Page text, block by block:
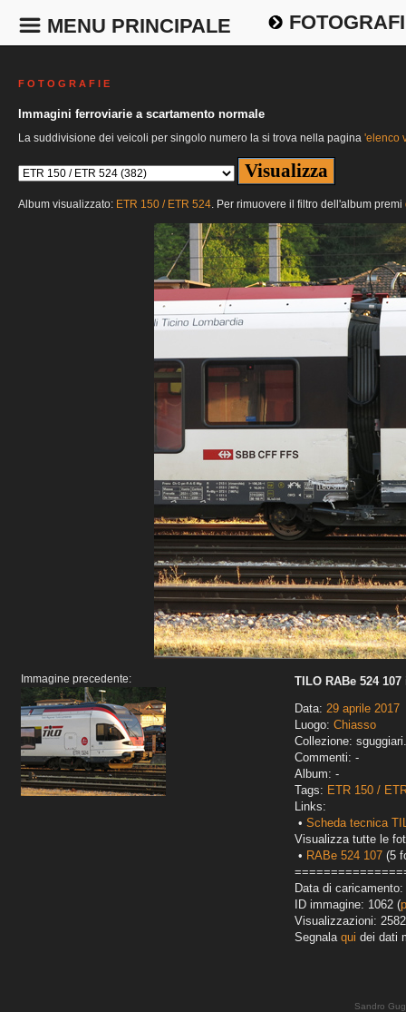
MENU PRINCIPALE
F O T O G R A F I E
Immagini ferroviarie a scartamento normale
La suddivisione dei veicoli per singolo numero la si trova nella pagina 'elenco
Album visualizzato: ETR 150 / ETR 524. Per rimuovere il filtro dell'album premi
Immagine precedente:
TILO RABe 524
Data: 29 aprile 2017
Luogo: Chiasso
Collezione:
Commenti: -
Album: -
Tags: ETR 150 /
Links:
• Scheda tecnica
Visualizza tutte le
• RABe 524 107 (5
Data di caricamento:
ID immagine: 1062 (
Visualizzazioni: 2582
Segnala qui dei dati
Sandro